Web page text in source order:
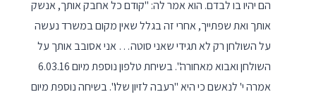
הם יהיו בו לבדם. הוא אמר לה: "קודם כל אחבק אותך, אנשק
אותך ואת שפתייך, אחרי זה בגלל שאין מקום במשרד נעשה
על השולחן רק לא תגידי שאני סוטה… אני אסובב אותך על
השולחן ואבוא מאחורה". בשיחת טלפון נוספת מיום 6.03.16
אמרה י' לנאשם כי היא "רעבה לזיון שלו". בשיחה נוספת מיום